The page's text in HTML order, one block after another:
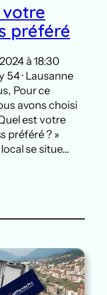
votre
préféré
à 18:30
54 · Lausanne
Pour ce
avons choisi
est votre
préféré ? »
se situe…